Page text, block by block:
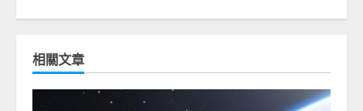
相關文章